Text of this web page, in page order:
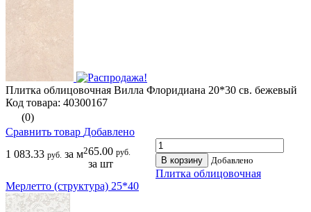
Плитка облицовочная Вилла Флоридиана 20*30 св. бежевый
Код товара: 40300167
(0)
Сравнить товар Добавлено
1 083.33 руб. за м265.00 руб.
за шт В корзину Добавлено
Плитка облицовочная
Мерлетто (структура) 25*40